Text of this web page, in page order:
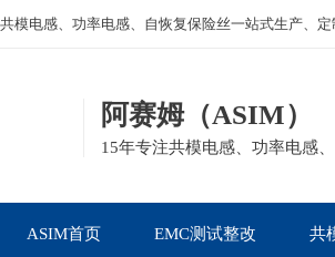
共模电感、功率电感、自恢复保险丝一站式生产、定
阿赛姆（ASIM）
15年专注共模电感、功率电感
ASIM首页 EMC测试整改 共